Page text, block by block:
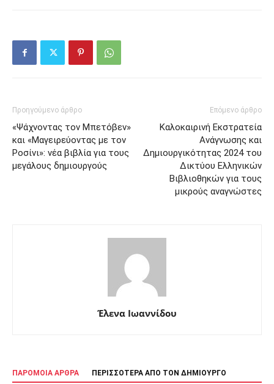
Προηγούμενο άρθρο
«Ψάχνοντας τον Μπετόβεν»
και «Μαγειρεύοντας με τον
Ροσίνι»: νέα βιβλία για τους
μεγάλους δημιουργούς
Επόμενο άρθρο
Καλοκαιρινή Εκστρατεία
Ανάγνωσης και
Δημιουργικότητας 2024 του
Δικτύου Ελληνικών
Βιβλιοθηκών για τους
μικρούς αναγνώστες
Έλενα Ιωαννίδου
ΠΑΡΟΜΟΙΑ ΑΡΘΡΑ ΠΕΡΙΣΣΟΤΕΡΑ ΑΠΟ ΤΟΝ ΔΗΜΙΟΥΡΓΟ